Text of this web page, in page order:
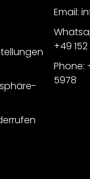
Email:
+49
Phone:
5978